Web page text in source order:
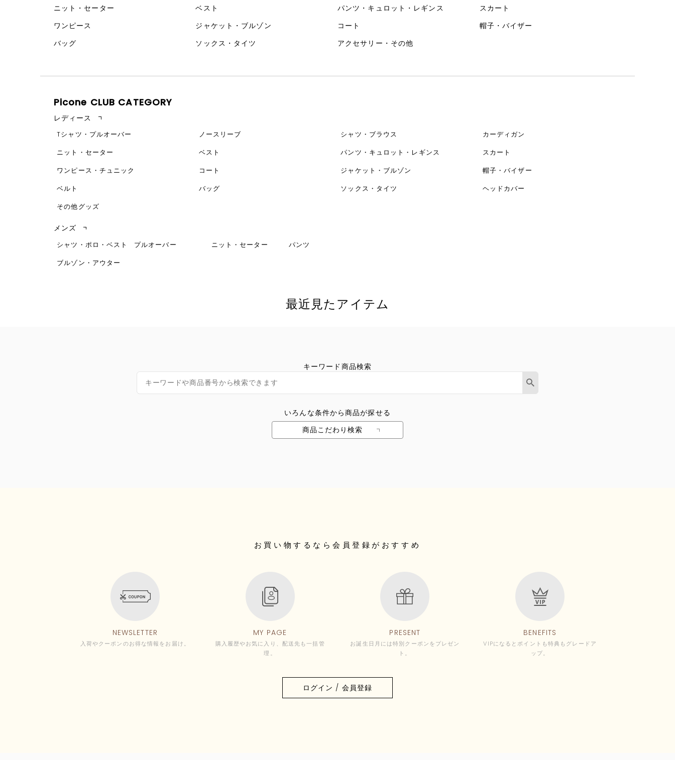
ニット・セーター
ベスト パンツ・キュロット・レギンス
スカート
ワンピース
ジャケット・ブルゾン コート
帽子・バイザー
バッグ
ソックス・タイツ アクセサリー・その他
Picone CLUB CATEGORY
レディース
Tシャツ・プルオーバー ノースリーブ シャツ・ブラウス カーディガン
ニット・セーター ベスト パンツ・キュロット・レギンス スカート
ワンピース・チュニック コート ジャケット・ブルゾン 帽子・バイザー
ベルト バッグ ソックス・タイツ ヘッドカバー
その他グッズ
メンズ
シャツ・ポロ・ベスト プルオーバー ニット・セーター パンツ
ブルゾン・アウター
最近見たアイテム
キーワード商品検索
いろんな条件から商品が探せる
商品こだわり検索
お買い物するなら会員登録がおすすめ
NEWSLETTER
入荷やクーポンのお得な情報をお届け。
MY PAGE
購入履歴やお気に入り、配送先も一括管
理。
PRESENT
お誕生日月には特別クーポンをプレゼン
ト。
BENEFITS
VIPになるとポイントも特典もグレードア
ップ。
ログイン / 会員登録